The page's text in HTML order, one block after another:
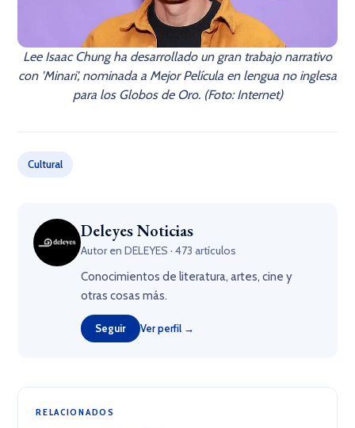
Lee Isaac Chung ha desarrollado un gran trabajo narrativo
con 'Minari', nominada a Mejor Película en lengua no inglesa
para los Globos de Oro. (Foto: Internet)
Cultural
Deleyes Noticias
Autor en DELEYES · 473 artículos
Conocimientos de literatura, artes, cine y
otras cosas más.
Seguir Ver perfil →
RELACIONADOS